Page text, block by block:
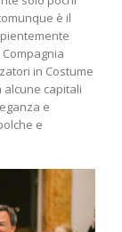
è il
in Costume
alcune capitali
e
e